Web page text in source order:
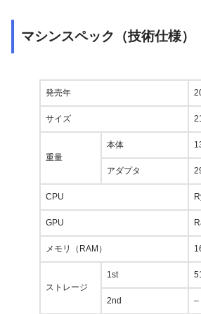
マシンスペック（技術仕様）
発売年
サイズ
重量
本体
アダプタ
CPU
GPU
メモリ（RAM）
ストレージ
1st
2nd –